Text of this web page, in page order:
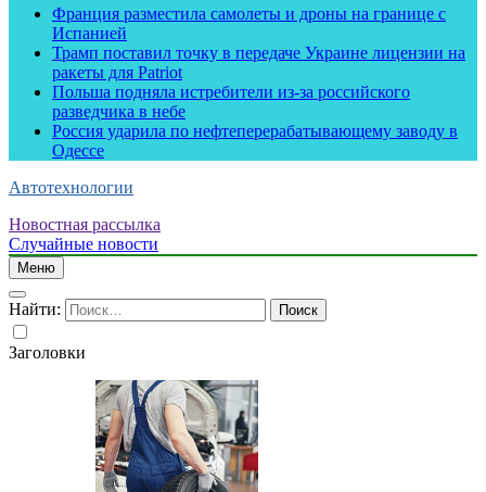
Франция разместила самолеты и дроны на границе с
Испанией
Трамп поставил точку в передаче Украине лицензии на
ракеты для Patriot
Польша подняла истребители из-за российского
разведчика в небе
Россия ударила по нефтеперерабатывающему заводу в
Одессе
Автотехнологии
Новостная рассылка
Случайные новости
Меню
Найти:
Заголовки